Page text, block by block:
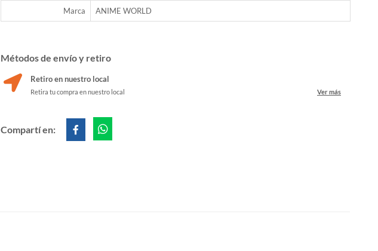
Marca ANIME WORLD
Métodos de envío y retiro
Retiro en nuestro local
Retira tu compra en nuestro local Ver más
Compartí en: